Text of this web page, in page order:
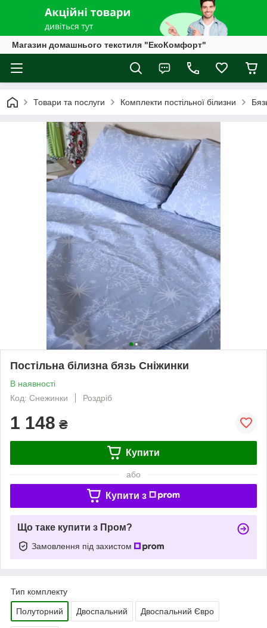
Магазин домашнього текстиля "ЕкоКомфорт"
Товари та послуги Комплекти постільної білизни
Постільна білизна бязь Сніжинки
В наявності
Код: Снежинки
Роздріб
1 148 ₴
Купити
або
Купити з
Що таке купити з Пром?
Замовлення під захистом
Тип комплекту
Полуторний Двоспальний Двоспальний Євро